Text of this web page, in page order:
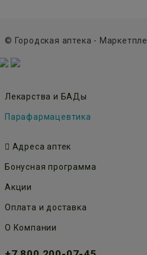
© Городская аптека -
Лекарства и БАДы
Парафармацевтика
Адреса аптек
Бонусная программа
Акции
Оплата и доставка
О Компании